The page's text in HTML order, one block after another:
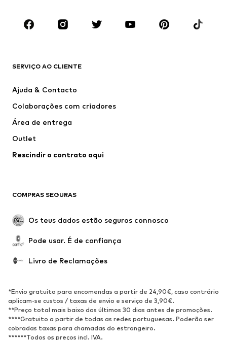
ROUPA
Casacos
Roupa interior
Fatos e Blazers
Sobretudos
Roupa de banho
Ocasiões
Upcycling
Novidades
Sapatos
Sapatos abertos
Exclusivo
DESPORTO
Sapatilhas de desporto
Mochilas e Sacos de desporto
Acessórios de desporto
ACESSÓRIOS
SERVIÇO AO CLIENTE
Ajuda & Contacto
Colaborações com criadores
Área de entrega
Outlet
Rescindir o contrato aqui
COMPRAS SEGURAS
Os teus dados estão seguros connosco
Pode usar. É de confiança
Livro de Reclamações
*Envio gratuito para encomendas a partir de 24,90€, caso contrário
aplicam-se custos / taxas de envio e serviço de 3,90€.
**Preço total mais baixo dos últimos 30 dias antes de promoções.
****Gratuito a partir de todas as redes portuguesas. Poderão ser
cobradas taxas para chamadas do estrangeiro.
******Todos os preços incl. IVA.